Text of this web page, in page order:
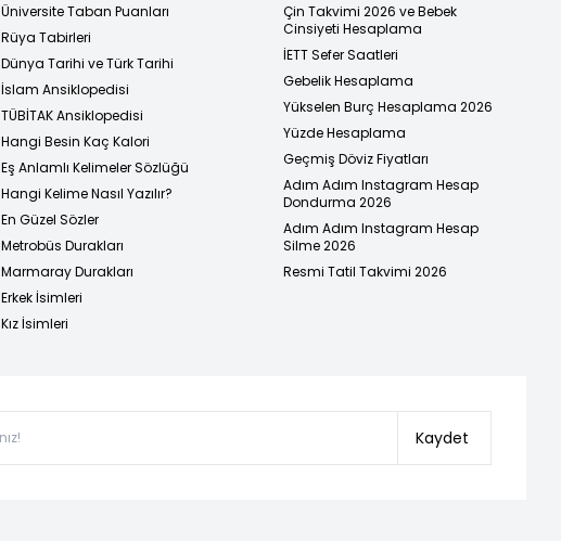
Üniversite Taban Puanları
Rüya Tabirleri
Dünya Tarihi ve Türk Tarihi
İslam Ansiklopedisi
TÜBİTAK Ansiklopedisi
Hangi Besin Kaç Kalori
Eş Anlamlı Kelimeler Sözlüğü
Hangi Kelime Nasıl Yazılır?
En Güzel Sözler
Metrobüs Durakları
Marmaray Durakları
Erkek İsimleri
Kız İsimleri
Çin Takvimi 2026 ve Bebek
Cinsiyeti Hesaplama
İETT Sefer Saatleri
Gebelik Hesaplama
Yükselen Burç Hesaplama 2026
Yüzde Hesaplama
Geçmiş Döviz Fiyatları
Adım Adım Instagram Hesap
Dondurma 2026
Adım Adım Instagram Hesap
Silme 2026
Resmi Tatil Takvimi 2026
Kaydet